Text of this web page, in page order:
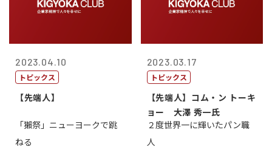
2023.04.10
トピックス
【先端人】
「獺祭」ニューヨークで跳
ねる
2023.03.17
トピックス
【先端人】コム・ン トーキ
ョー 大澤 秀一氏
２度世界一に輝いたパン職
人